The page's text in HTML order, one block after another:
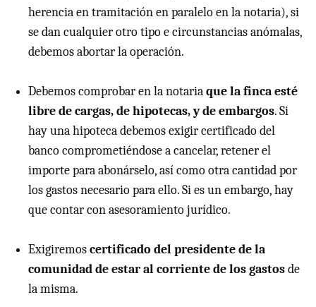
herencia en tramitación en paralelo en la notaria), si
se dan cualquier otro tipo e circunstancias anómalas,
debemos abortar la operación.
Debemos comprobar en la notariaque la finca esté
libre de cargas, de hipotecas, y de embargos. Si
hay una hipoteca debemos exigir certificado del
banco comprometiéndose a cancelar, retener el
importe para abonárselo, así como otra cantidad por
los gastos necesario para ello. Si es un embargo, hay
que contar con asesoramiento jurídico.
Exigiremoscertificado del presidente de la
comunidad de estar al corriente de los gastosde
la misma.